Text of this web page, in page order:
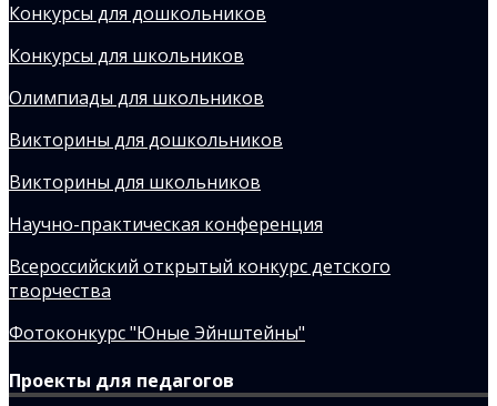
Конкурсы для дошкольников
Конкурсы для школьников
Олимпиады для школьников
Викторины для дошкольников
Викторины для школьников
Научно-практическая конференция
Всероссийский открытый конкурс детского
творчества
Фотоконкурс "Юные Эйнштейны"
Проекты для педагогов